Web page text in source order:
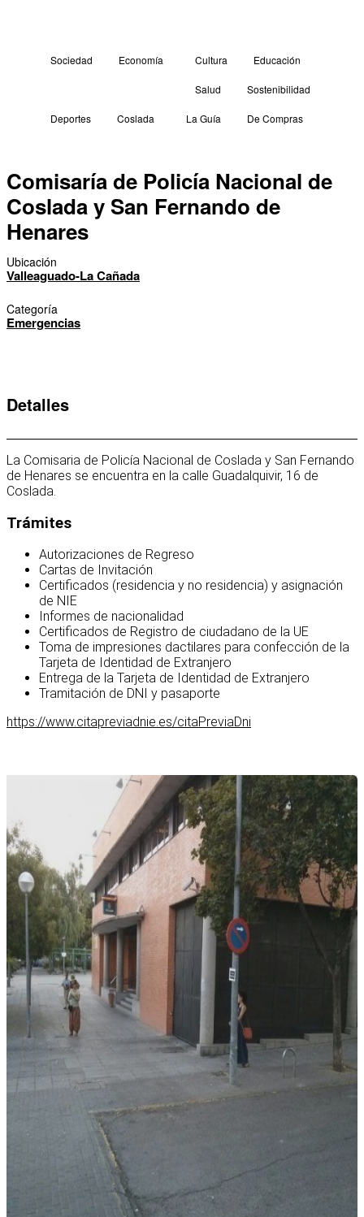
Sociedad Economía Cultura Educación
Salud Sostenibilidad
Deportes Coslada La Guía De Compras
Comisaría de Policía Nacional de
Coslada y San Fernando de
Henares
Ubicación
Valleaguado-La Cañada
Categoría
Emergencias
Detalles
La Comisaria de Policía Nacional de Coslada y San Fernando
de Henares se encuentra en la calle Guadalquivir, 16 de
Coslada.
Trámites
Autorizaciones de Regreso
Cartas de Invitación
Certificados (residencia y no residencia) y asignación
de NIE
Informes de nacionalidad
Certificados de Registro de ciudadano de la UE
Toma de impresiones dactilares para confección de la
Tarjeta de Identidad de Extranjero
Entrega de la Tarjeta de Identidad de Extranjero
Tramitación de DNI y pasaporte
https://www.citapreviadnie.es/citaPreviaDni